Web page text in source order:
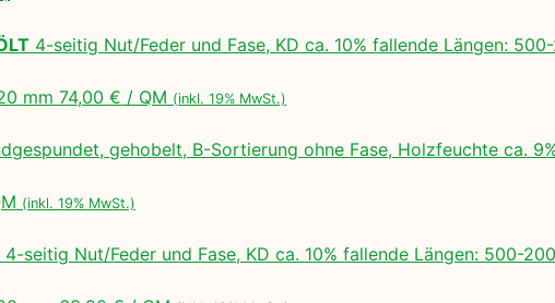
4-seitig Nut/Feder und Fase, KD ca. 10% fallende Längen:
mm 74,00 € / QM (inkl. 19% MwSt.)
gehobelt, B-Sortierung ohne Fase, Holzfeuchte
(inkl. 19% MwSt.)
4-seitig Nut/Feder und Fase, KD ca. 10% fallende Längen: